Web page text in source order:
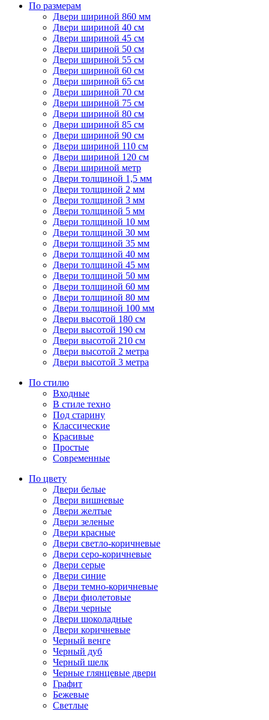
По размерам
Двери шириной 860 мм
Двери шириной 40 см
Двери шириной 45 см
Двери шириной 50 см
Двери шириной 55 см
Двери шириной 60 см
Двери шириной 65 см
Двери шириной 70 см
Двери шириной 75 см
Двери шириной 80 см
Двери шириной 85 см
Двери шириной 90 см
Двери шириной 110 см
Двери шириной 120 см
Двери шириной метр
Двери толщиной 1,5 мм
Двери толщиной 2 мм
Двери толщиной 3 мм
Двери толщиной 5 мм
Двери толщиной 10 мм
Двери толщиной 30 мм
Двери толщиной 35 мм
Двери толщиной 40 мм
Двери толщиной 45 мм
Двери толщиной 50 мм
Двери толщиной 60 мм
Двери толщиной 80 мм
Двери толщиной 100 мм
Двери высотой 180 см
Двери высотой 190 см
Двери высотой 210 см
Двери высотой 2 метра
Двери высотой 3 метра
По стилю
Входные
В стиле техно
Под старину
Классические
Красивые
Простые
Современные
По цвету
Двери белые
Двери вишневые
Двери желтые
Двери зеленые
Двери красные
Двери светло-коричневые
Двери серо-коричневые
Двери серые
Двери синие
Двери темно-коричневые
Двери фиолетовые
Двери черные
Двери шоколадные
Двери коричневые
Черный венге
Черный дуб
Черный шелк
Черные глянцевые двери
Графит
Бежевые
Светлые